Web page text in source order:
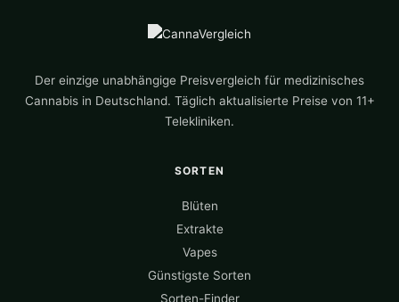
Der einzige unabhängige Preisvergleich für medizinisches
Cannabis in Deutschland. Täglich aktualisierte Preise von 11+
Telekliniken.
SORTEN
Blüten
Extrakte
Vapes
Günstigste Sorten
Sorten-Finder